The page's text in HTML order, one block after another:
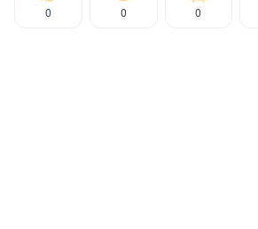
0 0 0